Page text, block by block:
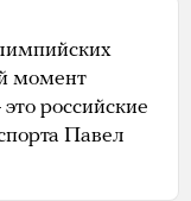
момент
российские
Павел